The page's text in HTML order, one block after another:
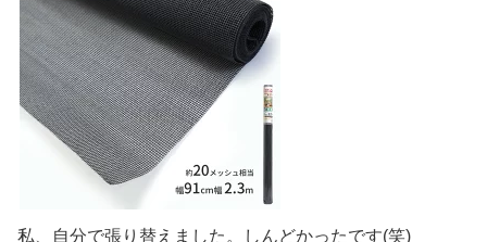
私、自分で張り替えました。しんどかったです(笑)